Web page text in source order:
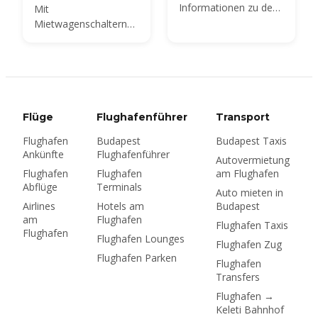
Mit
Mietwagenschaltern
Donaubiegung, die
Eger. Dieser Leitfaden
behandelt alle
Mietwagenunternehmen
am BUD, was es 2026
wirklich kostet, welche
Dokumente und
Kaution Sie benötigen,
Versicherung und die
Informationen zu den
Flüge
Flughafen
Ankünfte
Flughafen
Abflüge
Airlines
am
Flughafen
Flughafenführer
Budapest
Flughafenführer
Flughafen
Terminals
Hotels am
Flughafen
Flughafen Lounges
Flughafen Parken
Transport
Budapest Taxis
Autovermietung
am Flughafen
Auto mieten in
Budapest
Flughafen Taxis
Flughafen Zug
Flughafen
Transfers
Flughafen →
Keleti Bahnhof